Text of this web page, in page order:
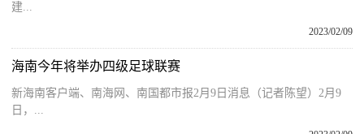
建...
2023/02/09
海南今年将举办四级足球联赛
新海南客户端、南海网、南国都市报2月9日消息（记者陈望）2月9
日，...